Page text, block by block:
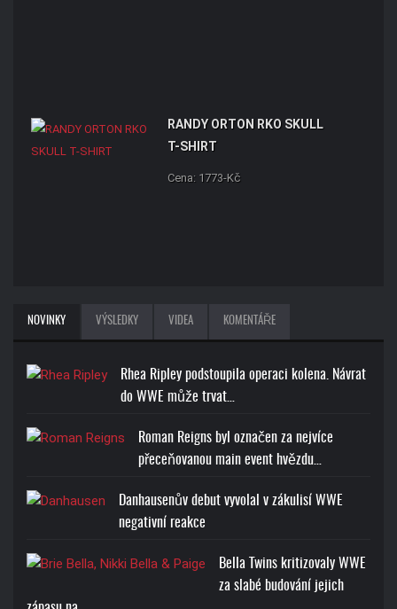
RANDY ORTON RKO SKULL
T-SHIRT
Cena: 1773-Kč
NOVINKY VÝSLEDKY VIDEA KOMENTÁŘE
Rhea Ripley podstoupila operaci kolena. Návrat
do WWE může trvat…
Roman Reigns byl označen za nejvíce
přeceňovanou main event hvězdu…
Danhausenův debut vyvolal v zákulisí WWE
negativní reakce
Bella Twins kritizovaly WWE
za slabé budování jejich